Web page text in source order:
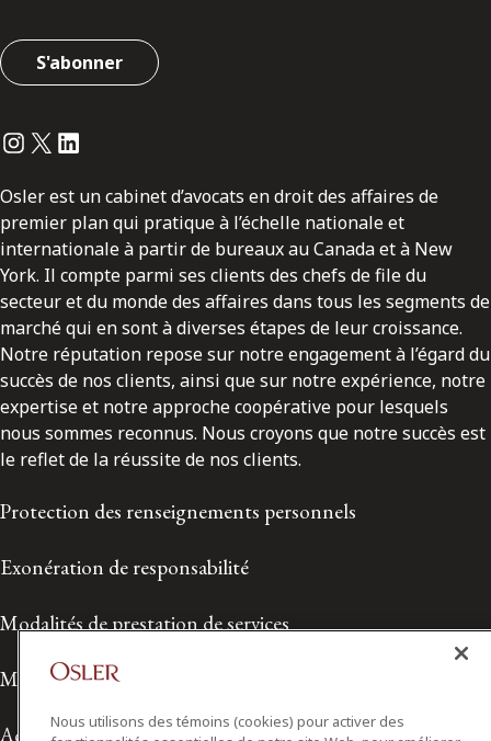
S'abonner
Instagram
Twitter
LinkedIn
Osler est un cabinet d’avocats en droit des affaires de
premier plan qui pratique à l’échelle nationale et
internationale à partir de bureaux au Canada et à New
York. Il compte parmi ses clients des chefs de file du
secteur et du monde des affaires dans tous les segments de
marché qui en sont à diverses étapes de leur croissance.
Notre réputation repose sur notre engagement à l’égard du
succès de nos clients, ainsi que sur notre expérience, notre
expertise et notre approche coopérative pour lesquels
nous sommes reconnus. Nous croyons que notre succès est
le reflet de la réussite de nos clients.
Protection des renseignements personnels
Exonération de responsabilité
Modalités de prestation de services
Modalités d'utilisation
Accessibilité
Nous utilisons des témoins (cookies) pour activer des